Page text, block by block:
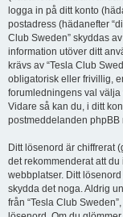
logga in på ditt konto
postadress (hädanefter
Club Sweden” skyddas
information utöver ditt
krävs av “Tesla Club
obligatorisk eller frivillig,
forumledningens val
Vidare så kan du, i ditt
postmeddelanden phpBB
Ditt lösenord är chiffrerat
det rekommenderat att
webbplatser. Ditt
skydda det noga. Aldrig
från “Tesla Club